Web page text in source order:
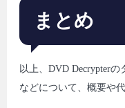
まとめ
以上、DVD Decrypter
などについて、概要や